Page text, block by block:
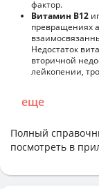
фактор.
Витамин В12
превращениях
Недостаток
вторичной
лейкопении,
еще
Полный
посмотреть в